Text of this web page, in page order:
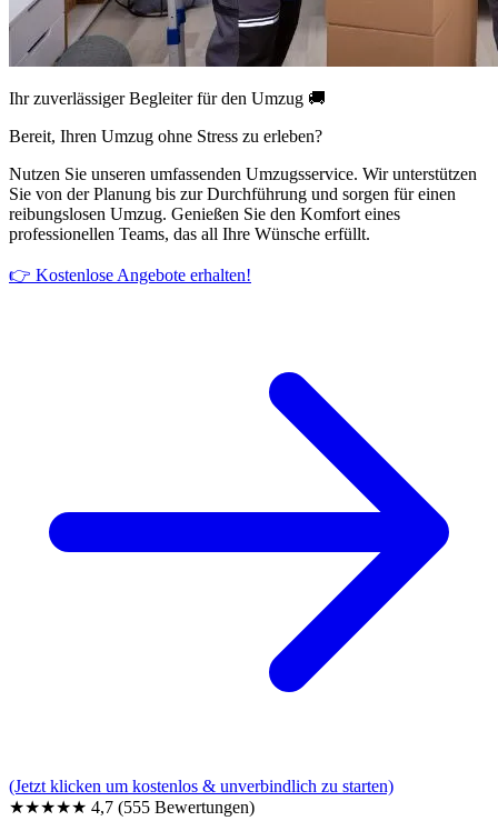
Ihr zuverlässiger Begleiter für den Umzug 🚚
Bereit, Ihren Umzug ohne Stress zu erleben?
Nutzen Sie unseren umfassenden Umzugsservice. Wir unterstützen
Sie von der Planung bis zur Durchführung und sorgen für einen
reibungslosen Umzug. Genießen Sie den Komfort eines
professionellen Teams, das all Ihre Wünsche erfüllt.
👉 Kostenlose Angebote erhalten!
(Jetzt klicken um kostenlos & unverbindlich zu starten)
★★★★★ 4,7 (555 Bewertungen)